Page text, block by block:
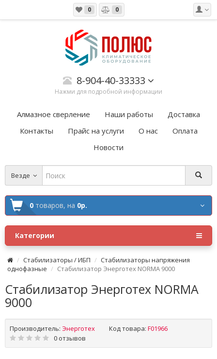
0 0
8-904-40-33333
Нажми для подробной информации
Алмазное сверление Наши работы
Доставка
Контакты
Прайс на услуги О нас
Оплата
Новости
Везде
0 товаров, на 0р.
Категории
Стабилизаторы / ИБП
Стабилизаторы напряжения
однофазные
Стабилизатор Энерготех NORMA 9000
Стабилизатор Энерготех NORMA
9000
Производитель: Энерготех Код товара: F01966
0 отзывов